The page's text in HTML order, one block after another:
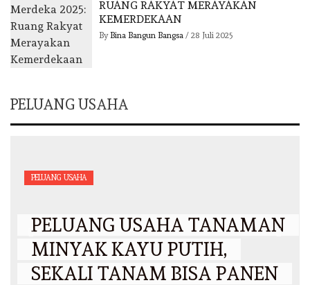
RUANG RAKYAT MERAYAKAN
KEMERDEKAAN
By Bina Bangun Bangsa / 28 Juli 2025
PELUANG USAHA
PELUANG USAHA
PELUANG USAHA TANAMAN
MINYAK KAYU PUTIH,
SEKALI TANAM BISA PANEN